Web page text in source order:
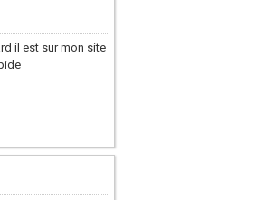
il est sur mon site